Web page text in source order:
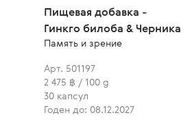
Пищевая добавка -
Гинкго билоба & Черника
Память и зрение
Арт. 501197
2 475 ฿ / 100 g
30 капсул
Годен до: 08.12.2027